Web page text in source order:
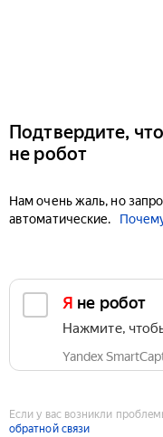
Подтвердите,
не робот
Нам очень жаль, но
автоматические.
Я не робот
Нажмите,
Yandex
Если у вас возникли
обратной связи